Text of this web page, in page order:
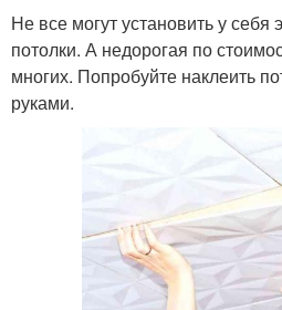
Не все могут установить у
потолки. А недорогая по
многих. Попробуйте наклеить
руками.